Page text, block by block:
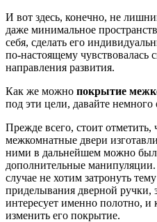
И вот здесь, конечно, не
даже минимальное
себя, сделать его
по-настоящему чувствовалась
направления развития.
Как же можно покрытие
под эти цели, давайте немного
Прежде всего, стоит отметить,
межкомнатные двери
ними в дальнейшем можно
дополнительные
случае не хотим затронуть
приделывания дверной ручки,
интересует именно полотно,
изменить его покрытие.